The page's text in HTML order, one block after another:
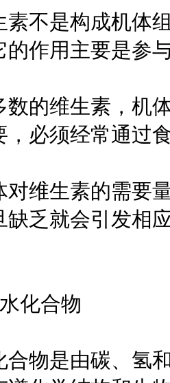
是构成机体组
的作用主要是参
维生素，机体
，必须经常通过
生素的需要量
缺乏就会引发相
合物
是由碳、氢和